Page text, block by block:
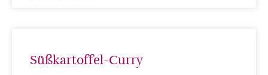
Süßkartoffel-Curry